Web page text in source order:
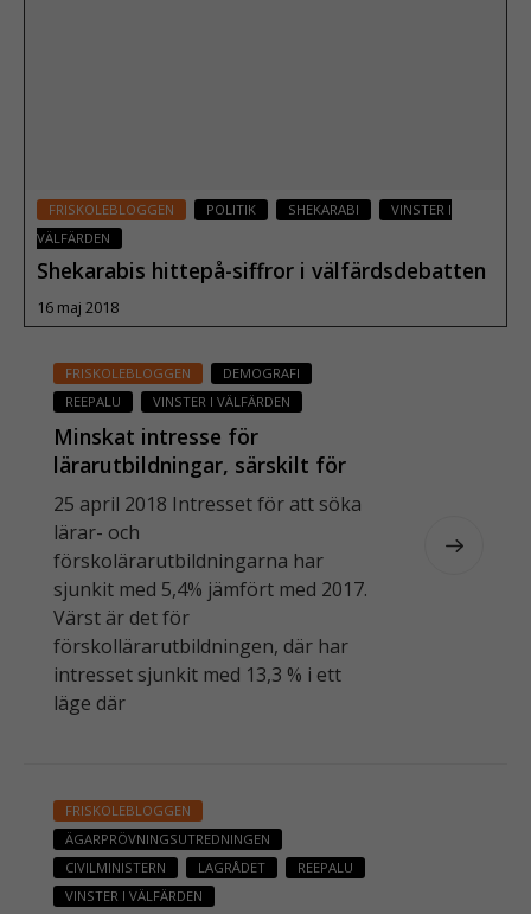
FRISKOLEBLOGGEN POLITIK SHEKARABI
VINSTER I
VÄLFÄRDEN
Shekarabis hittepå-siffror i välfärdsdebatten
16 maj 2018
FRISKOLEBLOGGEN
DEMOGRAFI
REEPALU
VINSTER I VÄLFÄRDEN
Minskat intresse för
lärarutbildningar, särskilt för
förskollärarutbildningen,
innebär en jätteutmaning de
kommande 5-10 åren
25 april 2018 Intresset för att söka
lärar- och
förskolärarutbildningarna har
sjunkit med 5,4% jämfört med 2017.
Värst är det för
förskollärarutbildningen, där har
intresset sjunkit med 13,3 % i ett
läge där
FRISKOLEBLOGGEN
ÄGARPRÖVNINGSUTREDNINGEN
CIVILMINISTERN
LAGRÅDET
REEPALU
VINSTER I VÄLFÄRDEN